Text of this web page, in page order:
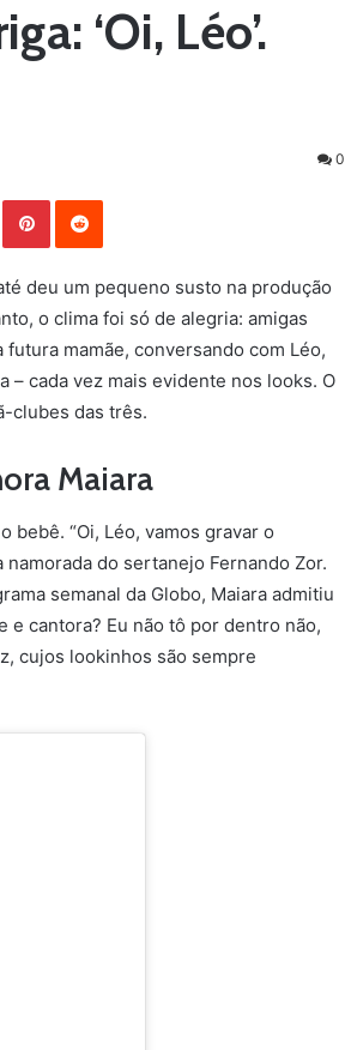
‘Oi, Léo’.
0
Tumblr Pinterest
deu um pequeno susto na produção
o clima foi só de alegria: amigas
futura mamãe, conversando com Léo,
– cada vez mais evidente nos looks. O
clubes das três.
Maiara
bebê. “Oi, Léo, vamos gravar o
do sertanejo Fernando Zor.
semanal da Globo, Maiara admitiu
e cantora? Eu não tô por dentro não,
cujos lookinhos são sempre